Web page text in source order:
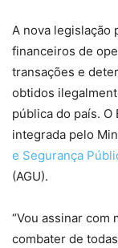
A nova legislação
financeiros de
transações e
obtidos
pública do país.
integrada pelo
e Segurança
(AGU).
“Vou assinar com
combater de